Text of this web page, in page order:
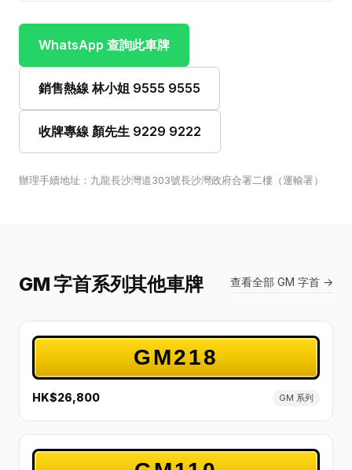
WhatsApp 查詢此車牌
銷售熱線 林小姐 9555 9555
收牌專線 顏先生 9229 9222
辦理手續地址：九龍長沙灣道303號長沙灣政府合署二樓（運輸署）
GM 字首系列其他車牌 查看全部 GM 字首 →
GM218
HK$26,800 GM 系列